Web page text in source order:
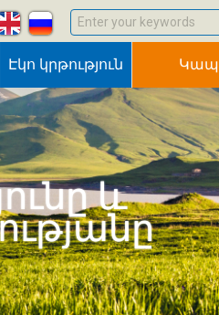
Enter your keywords
Էկո կրթություն Կապ
և